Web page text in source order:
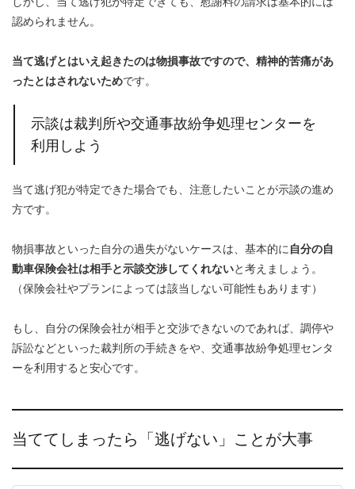
認められません。
当て逃げとはいえ起きたのは物損事故ですので、精神的苦痛があ
ったとはされないためです。
示談は裁判所や交通事故紛争処理センターを
利用しよう
当て逃げ犯が特定できた場合でも、注意したいことが示談の進め
方です。
物損事故といった自分の過失がないケースは、基本的に自分の自
動車保険会社は相手と示談交渉してくれないと考えましょう。
（保険会社やプランによっては該当しない可能性もあります）
もし、自分の保険会社が相手と交渉できないのであれば、調停や
訴訟などといった裁判所の手続きをや、交通事故紛争処理センタ
ーを利用すると安心です。
当ててしまったら「逃げない」ことが大事